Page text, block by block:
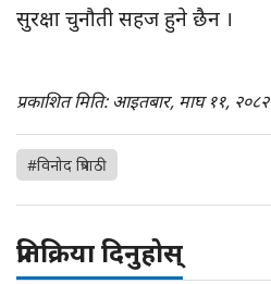
सुरक्षा चुनौती सहज हुने छैन ।
प्रकाशित मिति: आइतबार, माघ ११, २०८२
#विनोद त्रिपाठी
प्रतिक्रिया दिनुहोस्